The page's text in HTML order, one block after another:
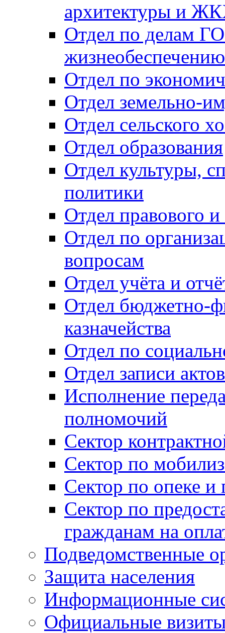
архитектуры и
Отдел по делам
Отдел по
Отдел земельно-
Отдел сельского
Отдел образования
Отдел культуры,
политики
Отдел правового
Отдел по
вопросам
Отдел учёта и
Отдел бюджетно-
казначейства
Отдел по
Отдел записи
Исполнение
полномочий
Сектор
Сектор по
Сектор по опеке и
Сектор по
гражданам на
Подведомственные
Защита населения
Информационные
Официальные